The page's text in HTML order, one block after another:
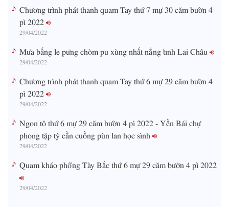
Chương trình phát thanh quam Tay thứ 7 mự 30 căm bườn 4
pì 2022
29/04/2022
Mưa bấng le pưng chòm pu xùng nhất nẳng tỉnh Lai Châu
29/04/2022
Chương trình phát thanh quam Tay thứ 6 mự 29 căm bườn 4
pì 2022
29/04/2022
Ngon tô thứ 6 mự 29 căm bườn 4 pì 2022 - Yền Bái chự
phong tặp tỳ cằn cuồng pùn lan học sình
29/04/2022
Quam kháo phổng Tày Bắc thứ 6 mự 29 căm bườn 4 pì 2022
29/04/2022